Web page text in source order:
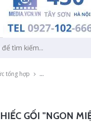
tổng hợp Ngắm 20 chiếc
GỐI "NGON